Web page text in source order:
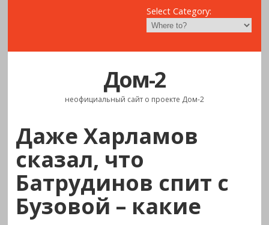
Select Category:
Дом-2
неофициальный сайт о проекте Дом-2
Даже Харламов
сказал, что
Батрудинов спит с
Бузовой – какие